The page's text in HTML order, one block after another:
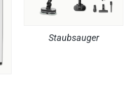
Staubsauger